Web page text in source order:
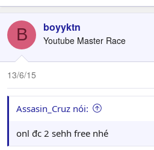
B boyyktn
Youtube Master Race
13/6/15
Assasin_Cruz nói:
onl đc 2 sehh free nhé